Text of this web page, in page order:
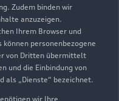
Zudem binden wir
anzuzeigen.
Ihrem Browser und
personenbezogene
von Dritten übermittelt
und die Einbindung von
als „Dienste“ bezeichnet.
wir Ihre